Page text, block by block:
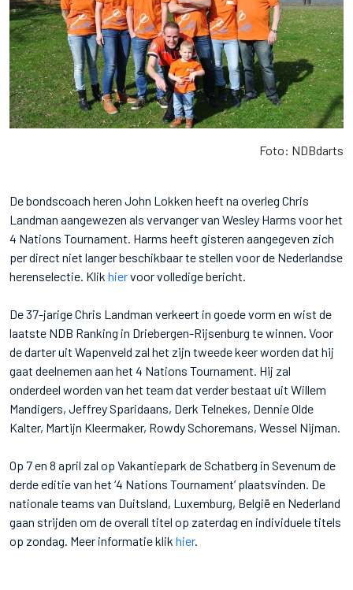
Foto: NDBdarts
De bondscoach heren John Lokken heeft na overleg Chris
Landman aangewezen als vervanger van Wesley Harms voor het
4 Nations Tournament. Harms heeft gisteren aangegeven zich
per direct niet langer beschikbaar te stellen voor de Nederlandse
herenselectie. Klik hiervoor volledige bericht.
De 37-jarige Chris Landman verkeert in goede vorm en wist de
laatste NDB Ranking in Driebergen-Rijsenburg te winnen. Voor
de darter uit Wapenveld zal het zijn tweede keer worden dat hij
gaat deelnemen aan het 4 Nations Tournament. Hij zal
onderdeel worden van het team dat verder bestaat uit Willem
Mandigers, Jeffrey Sparidaans, Derk Telnekes, Dennie Olde
Kalter, Martijn Kleermaker, Rowdy Schoremans, Wessel Nijman.
Op 7 en 8 april zal op Vakantiepark de Schatberg in Sevenum de
derde editie van het ‘4 Nations Tournament’ plaatsvinden. De
nationale teams van Duitsland, Luxemburg, België en Nederland
gaan strijden om de overall titel op zaterdag en individuele titels
op zondag. Meer informatie klik hier.